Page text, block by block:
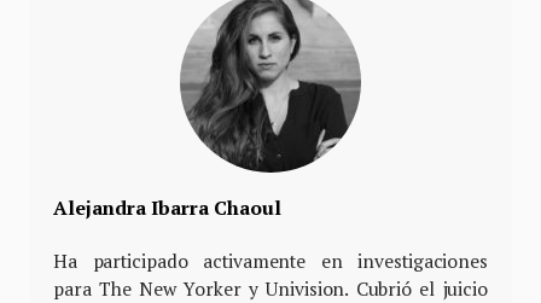
Alejandra Ibarra Chaoul
Ha participado activamente en investigaciones
para The New Yorker y Univision. Cubrió el juicio